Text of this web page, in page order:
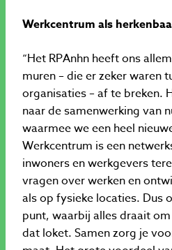
Werkcentrum als
“Het RPAnhn heeft ons
muren – die er zeker waren
organisaties – af te breken.
naar de samenwerking van
waarmee we een heel
Werkcentrum is een
inwoners en werkgevers
vragen over werken en
als op fysieke locaties. Dus
punt, waarbij alles draait
dat loket. Samen zorg je